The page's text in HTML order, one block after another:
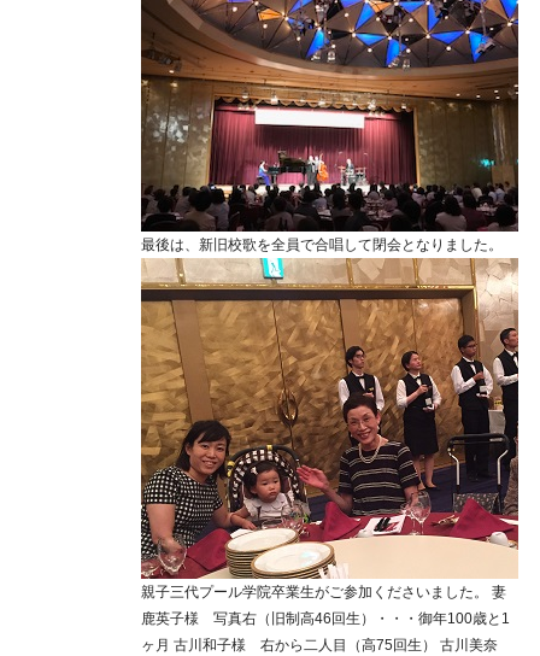
最後は、新旧校歌を全員で合唱して閉会となりました。
親子三代プール学院卒業生がご参加くださいました。 妻
鹿英子様 写真右（旧制高46回生）・・・御年100歳と1
ヶ月 古川和子様 右から二人目（高75回生） 古川美奈